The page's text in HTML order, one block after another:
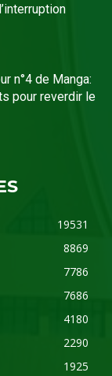
n°4 de Manga:
pour reverdir le
19531
8869
7786
7686
4180
2290
1925